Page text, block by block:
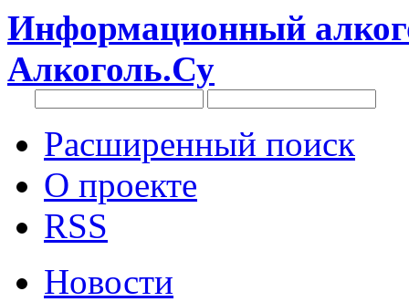
Информационный
Алкоголь.Су
Расширенный поиск
О проекте
RSS
Новости